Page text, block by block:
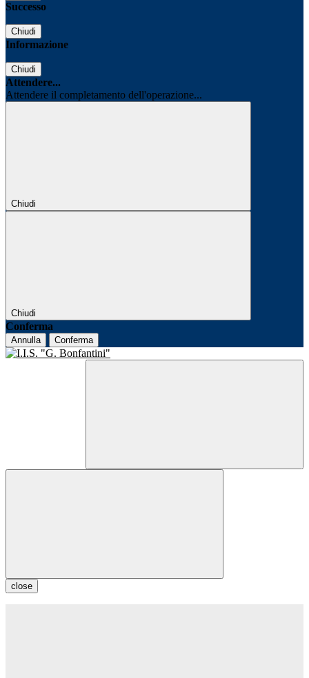
Successo
Chiudi
Informazione
Chiudi
Attendere...
Attendere il completamento dell'operazione...
Chiudi
Chiudi
Conferma
Annulla Conferma
close